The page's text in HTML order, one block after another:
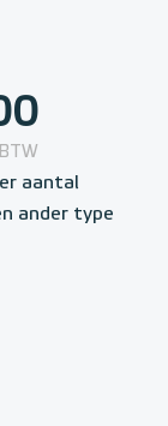
aantal
ander type